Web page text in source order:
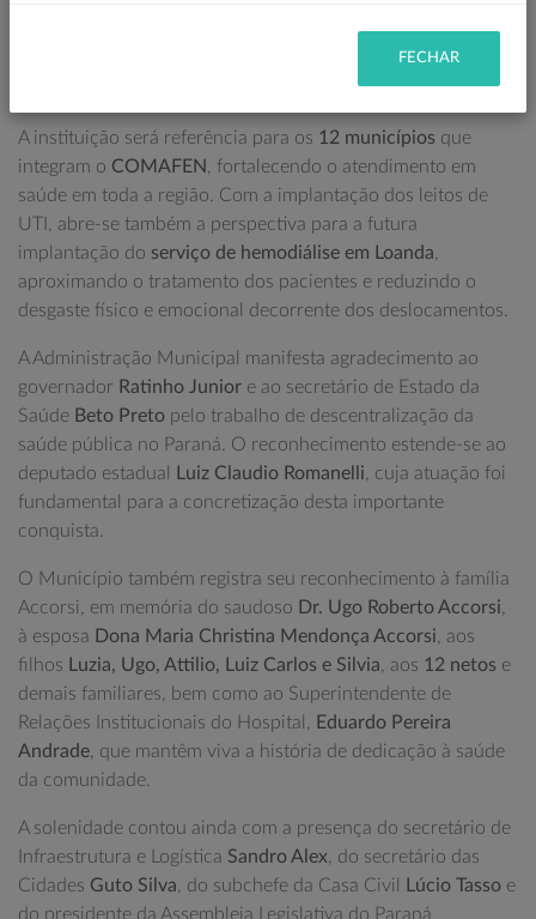
novo centro cirúrgico,
viabilizando a realização de procedimentos de média e alta
A instituição será referência para os 12 municípios que
integram o COMAFEN
, fortalecendo o atendimento em
saúde em toda a região. Com a implantação dos leitos de
UTI, abre-se também a perspectiva para a futura
implantação do serviço de hemodiálise em Loanda
aproximando o tratamento dos pacientes e reduzindo o
desgaste físico e emocional decorrente dos deslocamentos.
A Administração Municipal manifesta agradecimento ao
governador Ratinho Junior e ao secretário de Estado da
Saúde Beto Preto pelo trabalho de descentralização da
saúde pública no Paraná. O reconhecimento estende-se ao
deputado estadual
Luiz Claudio Romanelli , cuja atuação foi
fundamental para a concretização desta importante
conquista.
O Município também registra seu reconhecimento à família
Accorsi, em memória do saudoso Dr. Ugo Roberto Accorsi
à esposa Dona Maria Christina Mendonça Accorsi , aos
filhos Luzia, Ugo, Attilio, Luiz Carlos e Silvia , aos 12 netos e
demais familiares, bem como ao Superintendente de
Relações Institucionais do Hospital,
Eduardo Pereira
Andrade , que mantêm viva a história de dedicação à saúde
da comunidade.
A solenidade contou ainda com a presença do secretário de
Infraestrutura e Logística Sandro Alex , do secretário das
Cidades Guto Silva , do subchefe da Casa Civil Lúcio Tasso e
do presidente da Assembleia Legislativa do Paraná
FECHAR